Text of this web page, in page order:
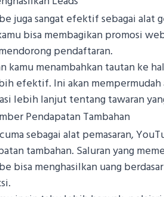
juga sangat efektif sebagai alat
bisa membagikan promosi
pendaftaran.
kamu menambahkan tautan ke
efektif. Ini akan
lebih lanjut tentang tawaran
Pendapatan Tambahan
sebagai alat pemasaran,
tambahan. Saluran yang
bisa menghasilkan uang